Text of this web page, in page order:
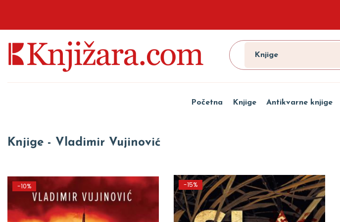
Knjige
Početna Knjige Antikvarne knjige
Knjige - Vladimir Vujinović
-10% -15%